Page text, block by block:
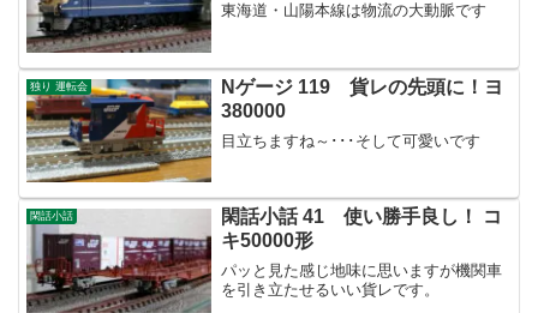
東海道・山陽本線は物流の大動脈です
独り 運転会
Nゲージ 119 貨レの先頭に！ヨ
380000
目立ちますね～･･･そして可愛いです
閑話小話
閑話小話 41 使い勝手良し！ コ
キ50000形
パッと見た感じ地味に思いますが機関車
を引き立たせるいい貨レです。